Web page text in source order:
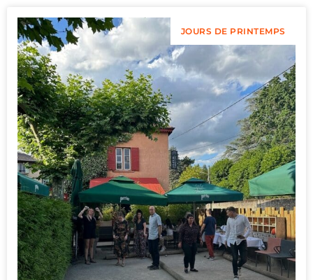
JOURS DE PRINTEMPS